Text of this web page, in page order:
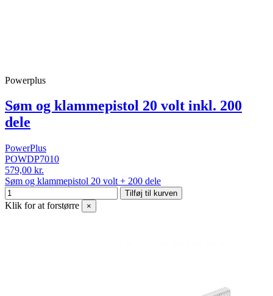
Powerplus
Søm og klammepistol 20 volt inkl. 200
dele
PowerPlus
POWDP7010
579,00 kr.
Søm og klammepistol 20 volt + 200 dele
Tilføj til kurven
Klik for at forstørre ×